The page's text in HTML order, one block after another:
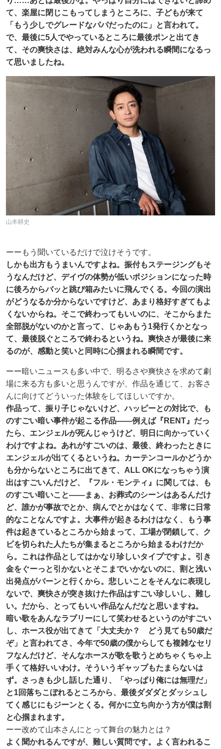
て、楽屋に閉じこもってしまうところに、子どもが来て
「もう少しでグレードなパパだったのに」と言われて。
で、最後に5人でやっているところに最後ポンと出てき
て、その爽快さは、絶対みんな心が洗われる瞬間になるっ
て思いましたね。
山本耕史
ーーもう聞いているだけで泣けそうです。
しかも出方もうまいんですよね。振付もステージングもそ
うなんだけど、デイヴの体勢が低いポジションになった時
に後ろからバッと跳び箱みたいに飛んでくる。今回の演出
がどうなるか分からないですけど、あまり格好すぎてもよ
くないからね。そこで終わってもいいのに、そこからまた
全部脱がないのかと言って、じゃあもう1発行くかとなっ
て、最後脱ぐところで終わるというね。爽快さが最後に来
るのが、感動と笑いと同時に心掴まれる瞬間です。
ーー暗いニュースも多い中で、明るさや爽快さを求めて劇
場に来る方も多いと思うんですが、作品を通じて、お客さ
んに向けてどういった体験をしてほしいですか。
作品って、振り子じゃないけど、ハッピーとの対比で、も
のすごい暗い事件が起こる作品——例えば『RENT』だっ
たら、エンジェルが死んじゃうけど、明日に向かっていく
わけですよね。あれがすごいのは、最後、終わったときに
エンジェルが出てくるというね。カーテンコールかどうか
も分からないところに出てきて、ALL OKになっちゃう演
出はすごいんだけど、『フル・モンティ』に関しては、も
のすごい暗いこと——まぁ、お葬式のシーンはあるんだけ
ど、誰かが事故でとか、病んでとかはなくて、非常に日常
的なことなんですよ。大事件が起きるわけはなく、もう事
件は起きているところから始まって、工場が閉鎖して、ク
ビを切られた人たちが集まるところから始まるわけだか
ら。これは作品としてはかなり珍しいタイプですよ。引き
金をぐーっと引かないとそこまでいかないのに、割と浅い
出発点がバーンと行くから。悲しいことをそんなに表現し
ないで、爽快さが突き抜けた作品はすごい珍しいし、難し
い。だから、とってもいい作品なんだなと思いますね。
暗い歌をあんなラブリーにして笑わせるというのがすごい
し、ホース役が出てきて「大丈夫か？ どう見ても50歳だ
ぞ」と言われてさ、今年で50歳の僕からしても複雑なセリ
フなんだけど、そんなホースが歌を歌うとめちゃくちゃ上
手くて格好いいわけ。そういうギャップもたまらないは
ず。さっきも少し話した通り、「やっぱり俺には無理だ」
と1回落ちこぼれるところから、最後ダダダとダッシュし
てく感じにもジーンとくる。何かに立ち向かう方が僕は割
と心掴まれます。
ーー改めて山本さんにとって舞台の魅力とは？
よく聞かれるんですが、難しい質問です。よく言われるこ